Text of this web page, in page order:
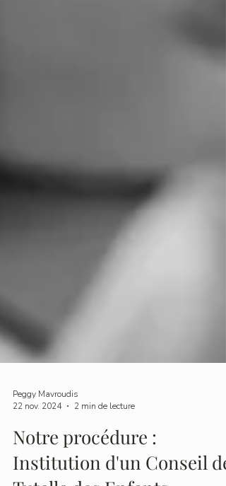
Peggy Mavroudis
22 nov. 2024
2 min de lecture